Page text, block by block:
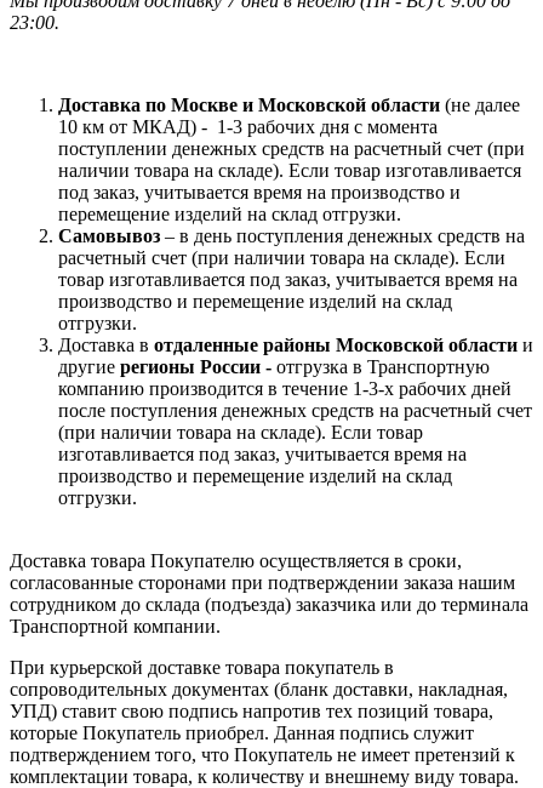
23:00.
Доставка по Москве и Московской области (не далее
10 км от МКАД) - 1-3 рабочих дня с момента
поступлении денежных средств на расчетный счет (при
наличии товара на складе). Если товар изготавливается
под заказ, учитывается время на производство и
перемещение изделий на склад отгрузки.
Самовывоз – в день поступления денежных средств на
расчетный счет (при наличии товара на складе). Если
товар изготавливается под заказ, учитывается время на
производство и перемещение изделий на склад
отгрузки.
Доставка в отдаленные районы Московской области и
другие регионы России - отгрузка в Транспортную
компанию производится в течение 1-3-х рабочих дней
после поступления денежных средств на расчетный счет
(при наличии товара на складе). Если товар
изготавливается под заказ, учитывается время на
производство и перемещение изделий на склад
отгрузки.
Доставка товара Покупателю осуществляется в сроки,
согласованные сторонами при подтверждении заказа нашим
сотрудником до склада (подъезда) заказчика или до терминала
Транспортной компании.
При курьерской доставке товара покупатель в
сопроводительных документах (бланк доставки, накладная,
УПД) ставит свою подпись напротив тех позиций товара,
которые Покупатель приобрел. Данная подпись служит
подтверждением того, что Покупатель не имеет претензий к
комплектации товара, к количеству и внешнему виду товара.